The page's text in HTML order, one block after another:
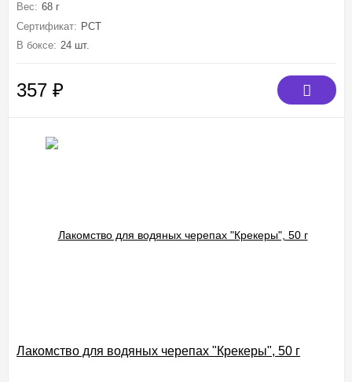
Вес: 68 г
Сертификат: РСТ
В боксе: 24 шт.
357 ₽
Лакомство для водяных черепах "Крекеры", 50 г